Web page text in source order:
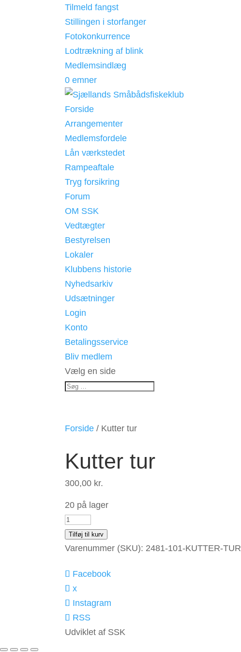
Tilmeld fangst
Stillingen i storfanger
Fotokonkurrence
Lodtrækning af blink
Medlemsindlæg
0 emner
Forside
Arrangementer
Medlemsfordele
Lån værkstedet
Rampeaftale
Tryg forsikring
Forum
OM SSK
Vedtægter
Bestyrelsen
Lokaler
Klubbens historie
Nyhedsarkiv
Udsætninger
Login
Konto
Betalingsservice
Bliv medlem
Vælg en side
Forside / Kutter tur
Kutter tur
300,00 kr.
20 på lager
Kutter
tur
antal
Tilføj til kurv
Varenummer (SKU): 2481-101-KUTTER-TUR
Facebook
x
Instagram
RSS
Udviklet af SSK